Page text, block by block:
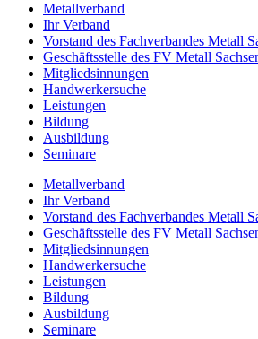
Metallverband
Ihr Verband
Vorstand des Fachverbandes Metall
Geschäftsstelle des FV Metall
Mitgliedsinnungen
Handwerkersuche
Leistungen
Bildung
Ausbildung
Seminare
Metallverband
Ihr Verband
Vorstand des Fachverbandes Metall
Geschäftsstelle des FV Metall
Mitgliedsinnungen
Handwerkersuche
Leistungen
Bildung
Ausbildung
Seminare